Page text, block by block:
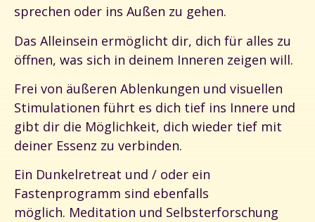
sprechen oder ins Außen zu gehen.
Das Alleinsein ermöglicht dir, dich für alles zu
öffnen, was sich in deinem Inneren zeigen will.
Frei von äußeren Ablenkungen und visuellen
Stimulationen führt es dich tief ins Innere und
gibt dir die Möglichkeit, dich wieder tief mit
deiner Essenz zu verbinden.
Ein Dunkelretreat und / oder ein
Fastenprogramm sind ebenfalls
möglich. Meditation und Selbsterforschung